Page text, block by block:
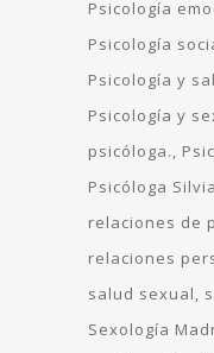
Psicología
Psicología
Psicología y
Psicología y
psicóloga.
Psicóloga
relaciones de
relaciones
salud sexual
Sexología